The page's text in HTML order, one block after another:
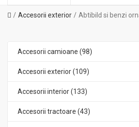
Accesorii exterior Abtibild si benzi
Accesorii camioane (98)
Accesorii exterior (109)
Accesorii interior (133)
Accesorii tractoare (43)